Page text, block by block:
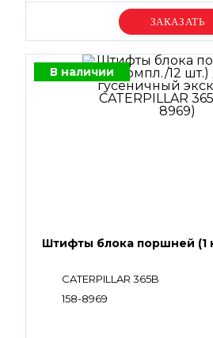
Уточняйте
В наличии
Штифты блока поршней (1
CATERPILLAR 365B
158-8969